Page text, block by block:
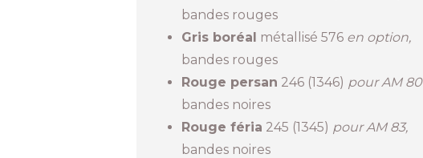
bandes rouges
Gris boréal métallisé 576 en option,
bandes rouges
Rouge persan 246 (1346) pour AM 80
bandes noires
Rouge féria 245 (1345) pour AM 83,
bandes noires